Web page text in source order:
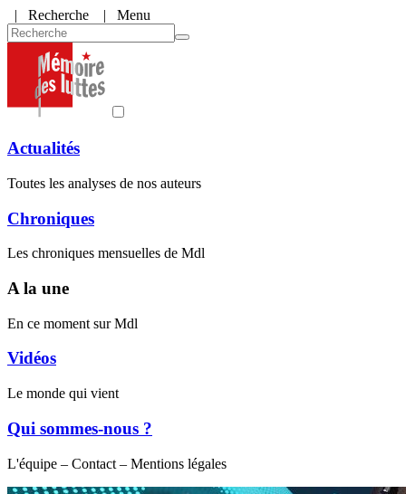
| Recherche | Menu
Actualités
Toutes les analyses de nos auteurs
Chroniques
Les chroniques mensuelles de Mdl
A la une
En ce moment sur Mdl
Vidéos
Le monde qui vient
Qui sommes-nous ?
L'équipe – Contact – Mentions légales